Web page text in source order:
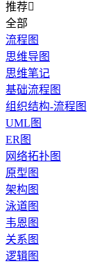
推荐
全部
流程图
思维导图
思维笔记
基础流程图
组织结构-流程图
UML图
ER图
网络拓扑图
原型图
架构图
泳道图
韦恩图
关系图
逻辑图